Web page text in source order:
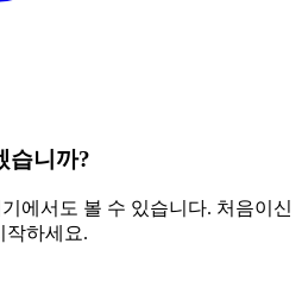
습니까?
에서도 볼 수 있습니다. 처음이신
작하세요.